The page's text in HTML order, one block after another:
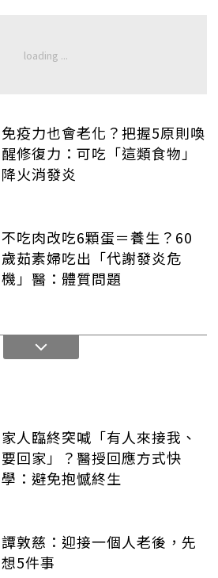
免疫力也會老化？把握5原則喚
醒修復力：可吃「這類食物」
降火消發炎
不吃肉改吃6顆蛋＝養生？60
歲茹素婦吃出「代謝發炎危
機」醫：體質問題
家人臨終突喊「有人來接我、
要回家」？醫授回應方式快
學：避免抱憾終生
譚敦慈：迎接一個人老後，先
想5件事